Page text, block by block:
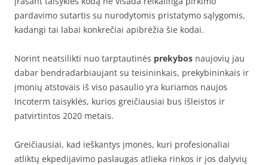
pardavimo sutartis su nurodytomis pristatymo sąlygomis,
kadangi tai labai konkrečiai apibrėžia šie kodai.
Norint neatsilikti nuo tarptautinės prekybos naujovių jau
dabar bendradarbiaujant su teisininkais, prekybininkais ir
įmonių atstovais iš viso pasaulio yra kuriamos naujos
Incoterm taisyklės, kurios greičiausiai bus išleistos ir
patvirtintos 2020 metais.
Greičiausiai, kad ieškantys įmonės, kuri profesionaliai
atliktų ekpedijavimo paslaugas atlieka rinkos ir jos dalyvių